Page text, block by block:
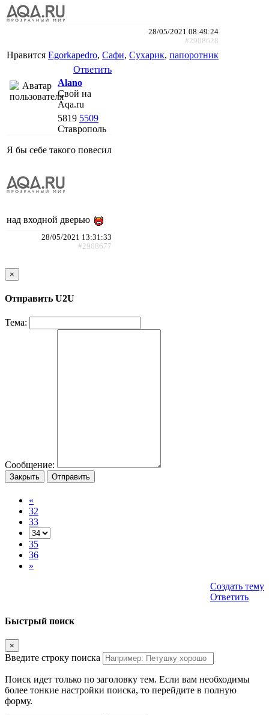
28/05/2021 08:49:24
#2908628
Нравится Egorkapedro, Сафи, Сухарик, папоротник
Ответить
Alano
Свой на
Aqa.ru
5819 5509
Ставрополь
Я бы себе такого повесил
над входной дверью
28/05/2021 13:31:33
#2908677
×
Отправить U2U
Тема:
Сообщение:
Закрыть Отправить
«
32
33
35
36
»
Создать тему
Ответить
Быстрый поиск
×
Введите строку поиска
Поиск идет только по заголовку тем. Если вам необходимы
более тонкие настройки поиска, то перейдите в полную
форму.